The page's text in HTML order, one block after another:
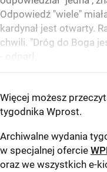
Odpowiedź "wiele"
kardynał jest otwarty.
chwili. "Dróg do Boga
Więcej możesz
tygodnika Wprost.
Archiwalne wydania
w specjalnej ofercie
oraz we wszystkich e-